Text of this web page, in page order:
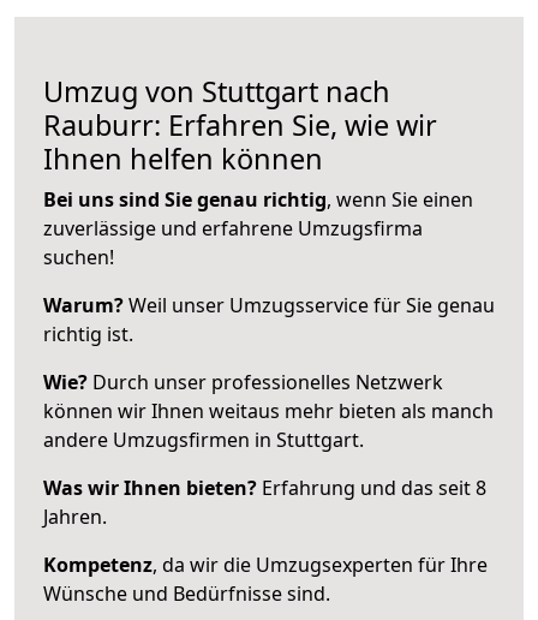
Umzug von Stuttgart nach
Rauburr: Erfahren Sie, wie wir
Ihnen helfen können
Bei uns sind Sie genau richtig, wenn Sie einen
zuverlässige und erfahrene Umzugsfirma
suchen!
Warum?Weil unser Umzugsservice für Sie genau
richtig ist.
Wie? Durch unser professionelles Netzwerk
können wir Ihnen weitaus mehr bieten als manch
andere Umzugsfirmen in Stuttgart.
Was wir Ihnen bieten? Erfahrung und das seit 8
Jahren.
Kompetenz, da wir die Umzugsexperten für Ihre
Wünsche und Bedürfnisse sind.